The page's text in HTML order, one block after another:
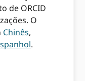
de ORCID
O
Chinês,
.